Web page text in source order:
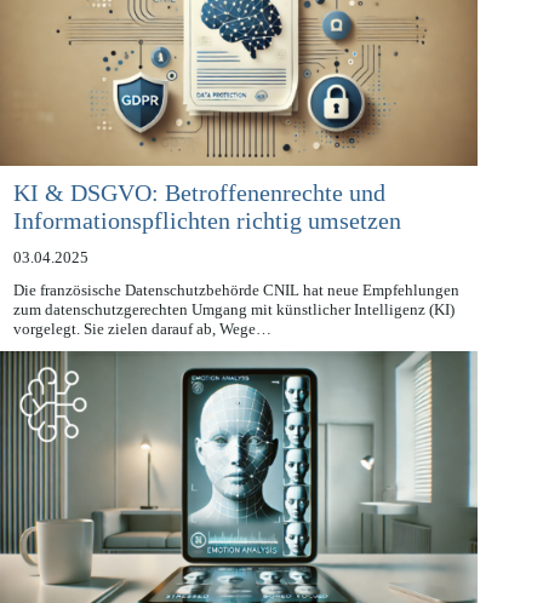
KI & DSGVO: Betroffenenrechte und
Informationspflichten richtig umsetzen
03.04.2025
Die französische Datenschutzbehörde CNIL hat neue Empfehlungen
zum datenschutzgerechten Umgang mit künstlicher Intelligenz (KI)
vorgelegt. Sie zielen darauf ab, Wege…